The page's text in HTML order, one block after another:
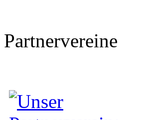
Partnervereine